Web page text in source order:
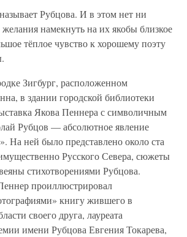
Рубцова. И в этом нет ни
намекнуть на их якобы близкое
тёплое чувство к хорошему поэту
Зигбург, расположенном
в здании городской библиотеки
Якова Пеннера с символичным
Рубцов — абсолютное явление
На ней было представлено около ста
Русского Севера, сюжеты
стихотворениями Рубцова.
проиллюстрировал
книгу жившего в
своего друга, лауреата
имени Рубцова Евгения Токарева,